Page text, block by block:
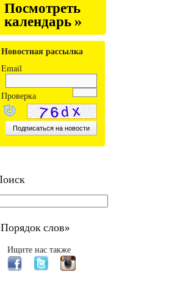
Посмотреть
календарь »
Новостная рассылка
Email
Проверка
слов»
Ищите нас также